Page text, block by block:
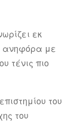
εκ
ανηφόρα με
τένις πιο
του
του